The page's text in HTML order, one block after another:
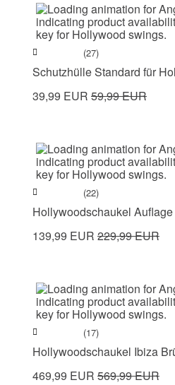
(27)
Schutzhülle Standard für
39,99 EUR 59,99 EUR
(22)
Hollywoodschaukel
139,99 EUR 229,99 EUR
(17)
Hollywoodschaukel Ibiza
469,99 EUR 569,99 EUR